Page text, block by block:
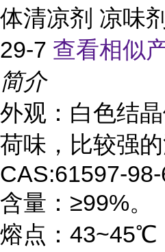
体清凉剂 凉味
29-7 查看相似
简介
外观：白色结
荷味，比较强
CAS:61597-
含量： ≥99%。
熔点： 43~45℃